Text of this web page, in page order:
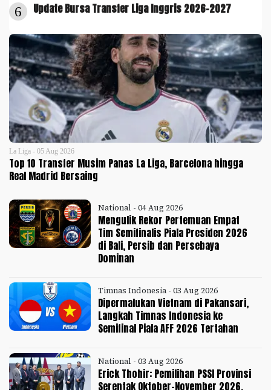
6 Update Bursa Transfer Liga Inggris 2026-2027
La Liga - 05 Aug 2026
Top 10 Transfer Musim Panas La Liga, Barcelona hingga
Real Madrid Bersaing
National - 04 Aug 2026
Mengulik Rekor Pertemuan Empat
Tim Semifinalis Piala Presiden 2026
di Bali, Persib dan Persebaya
Dominan
Timnas Indonesia - 03 Aug 2026
Dipermalukan Vietnam di Pakansari,
Langkah Timnas Indonesia ke
Semifinal Piala AFF 2026 Tertahan
National - 03 Aug 2026
Erick Thohir: Pemilihan PSSI Provinsi
Serentak Oktober-November 2026,